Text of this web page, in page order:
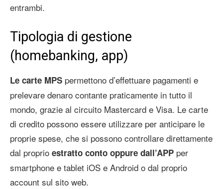
entrambi.
Tipologia di gestione
(homebanking, app)
Le carte MPS permettono d’effettuare pagamenti e
prelevare denaro contante praticamente in tutto il
mondo, grazie al circuito Mastercard e Visa. Le carte
di credito possono essere utilizzare per anticipare le
proprie spese, che si possono controllare direttamente
dal proprio estratto conto oppure dall’APP per
smartphone e tablet iOS e Android o dal proprio
account sul sito web.